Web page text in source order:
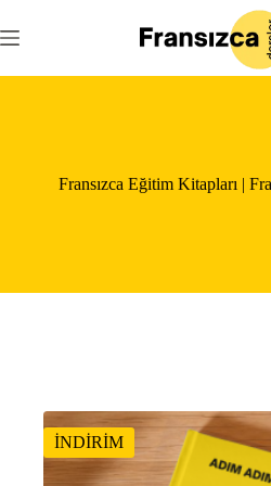
to
content
Fransızca Eğitim Kitapları |
İNDİRİM